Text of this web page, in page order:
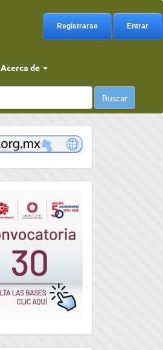
Registrarse Entrar
Acerca de
Buscar